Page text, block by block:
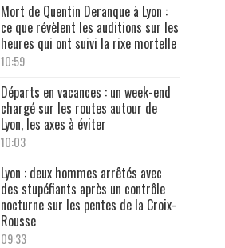
Mort de Quentin Deranque à Lyon :
ce que révèlent les auditions sur les
heures qui ont suivi la rixe mortelle
10:59
Départs en vacances : un week-end
chargé sur les routes autour de
Lyon, les axes à éviter
10:03
Lyon : deux hommes arrêtés avec
des stupéfiants après un contrôle
nocturne sur les pentes de la Croix-
Rousse
09:33